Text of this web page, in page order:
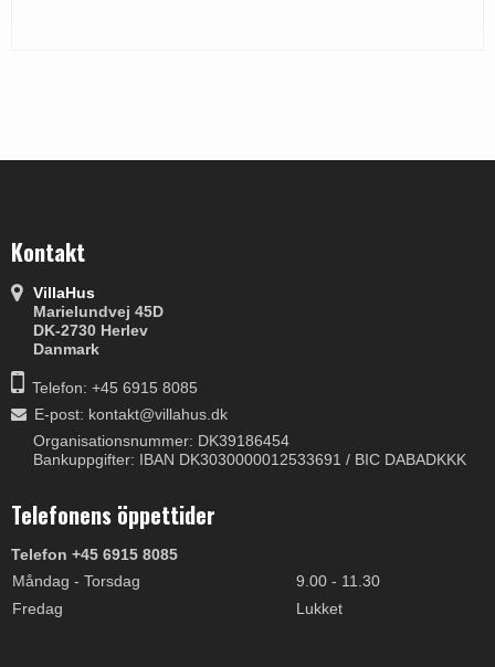
Kontakt
VillaHus
Marielundvej 45D
DK-2730 Herlev
Danmark
Telefon: +45 6915 8085
E-post: kontakt@villahus.dk
Organisationsnummer: DK39186454
Bankuppgifter: IBAN DK3030000012533691 / BIC DABADKKK
Telefonens öppettider
Telefon +45 6915 8085
Måndag - Torsdag
9.00 - 11.30
Fredag
Lukket